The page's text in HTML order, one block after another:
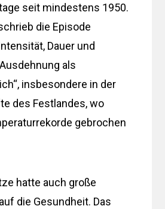
seit mindestens 1950.
die Episode
Dauer und
als
insbesondere in der
des Festlandes, wo
gebrochen
hatte auch große
die Gesundheit. Das